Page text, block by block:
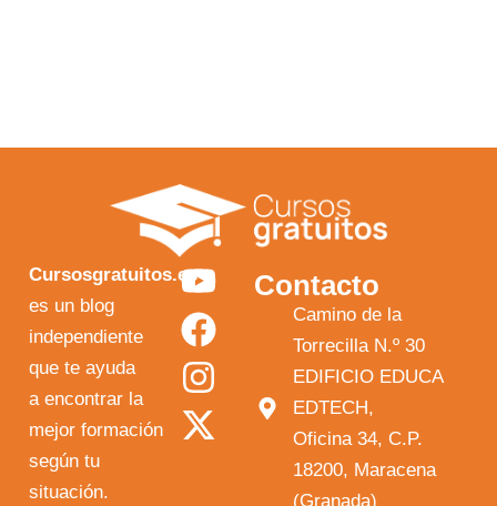
Cursosgratuitos.es
es un blog
independiente
que te ayuda
a encontrar la
mejor formación
según tu
situación.
Y
o
u
t
u
F
a
c
e
b
I
n
s
t
a
X
-
t
w
i
Contacto
Camino de la
Torrecilla N.º 30
EDIFICIO EDUCA
EDTECH,
Oficina 34, C.P.
18200, Maracena
(Granada)